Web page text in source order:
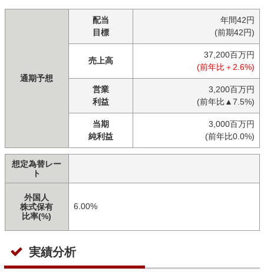
通期予想
配当
目標
年間42円
(前期42円)
売上高
37,200百万円
(前年比＋2.6%)
営業
利益
3,200百万円
(前年比▲7.5%)
当期
純利益
3,000百万円
(前年比0.0%)
想定為替レー
ト
外国人
株式保有
比率(%)
6.00%
実績分析